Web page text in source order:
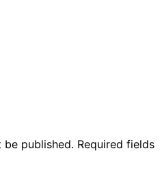
be published. Required fields